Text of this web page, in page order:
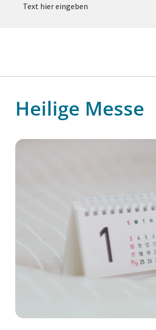
Text hier eingeben
Heilige Messe